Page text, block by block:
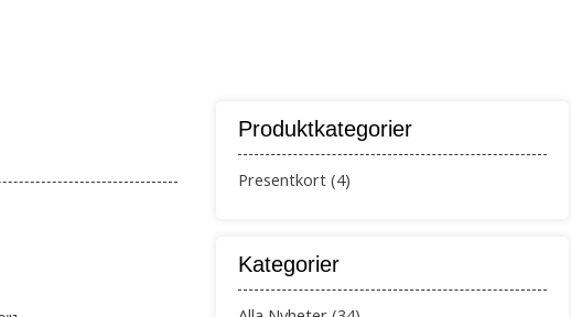
Produktkategorier
Presentkort (4)
Kategorier